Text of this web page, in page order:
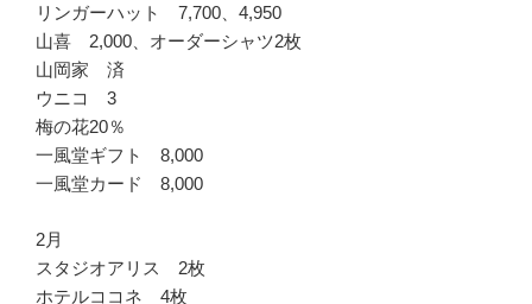
リンガーハット 7,700、4,950
山喜 2,000、オーダーシャツ2枚
山岡家 済
ウニコ 3
梅の花20％
一風堂ギフト 8,000
一風堂カード 8,000
2月
スタジオアリス 2枚
ホテルココネ 4枚